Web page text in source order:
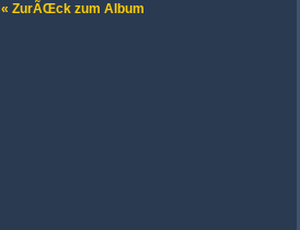
« ZurÃŒck zum Album